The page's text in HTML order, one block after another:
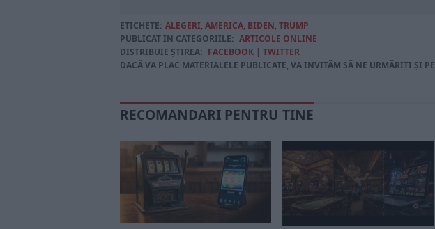
ETICHETE: ALEGERI, AMERICA, BIDEN, TRUMP
PUBLICAT IN CATEGORIILE: ARTICOLE ONLINE
DISTRIBUIE ȘTIREA: FACEBOOK | TWITTER
DACĂ VA PLAC MATERIALELE PUBLICATE, VA INVITĂM SĂ NE URMĂRIȚI ȘI PE
RECOMANDARI PENTRU TINE